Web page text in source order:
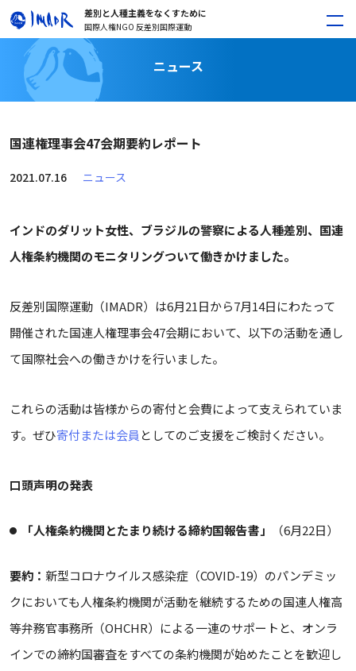
差別と人種主義をなくすために
国際人権NGO 反差別国際運動
ニュース
国連権理事会47会期要約レポート
2021.07.16 ニュース
インドのダリット女性、ブラジルの警察による人種差別、国連
人権条約機関のモニタリングついて働きかけました。
反差別国際運動（IMADR）は6月21日から7月14日にわたって
開催された国連人権理事会47会期において、以下の活動を通し
て国際社会への働きかけを行いました。
これらの活動は皆様からの寄付と会費によって支えられていま
す。ぜひ寄付または会員 としてのご支援をご検討ください。
口頭声明の発表
「人権条約機関とたまり続ける締約国報告書」 （6月22日）
要約： 新型コロナウイルス感染症（COVID-19）のパンデミッ
クにおいても人権条約機関が活動を継続するための国連人権高
等弁務官事務所（OHCHR）による一連のサポートと、オンラ
インでの締約国審査をすべての条約機関が始めたことを歓迎し